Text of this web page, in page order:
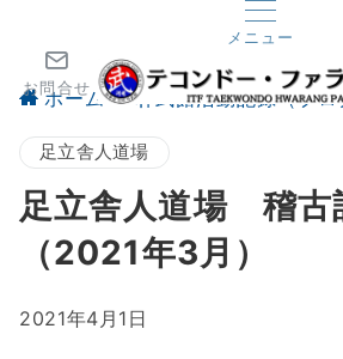
メニュー
お問合せ
ホーム 朴武館活動記録（ブロ
足立舎人道場
足立舎人道場 稽古
（2021年3月）
2021年4月1日